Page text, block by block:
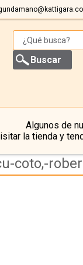
Algunos de
la tienda y
coto,-